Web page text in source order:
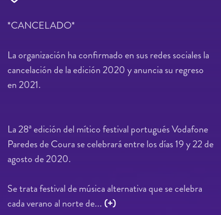
*CANCELADO*
La organización ha confirmado en sus redes sociales la
cancelación de la edición 2020 y anuncia su regreso
en 2021.
La 28ª edición del mítico festival portugués Vodafone
Paredes de Coura se celebrará entre los días 19 y 22 de
agosto de 2020.
Se trata festival de música alternativa que se celebra
cada verano al norte de... (+)